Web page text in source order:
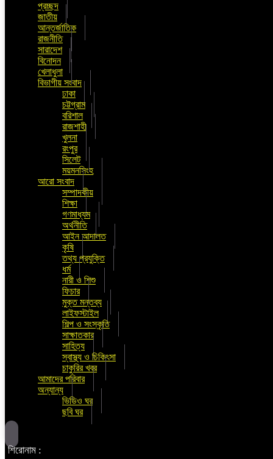
প্রচ্ছদ
জাতীয়
আন্তর্জাতিক
রাজনীতি
সারাদেশ
বিনোদন
খেলাধুলা
বিভাগীয় সংবাদ
ঢাকা
চট্টগ্রাম
বরিশাল
রাজশাহী
খুলনা
রংপুর
সিলেট
ময়মনসিংহ
আরো সংবাদ
সম্পাদকীয়
শিক্ষা
গণমাধ্যম
অর্থনীতি
আইন আদালত
কৃষি
তথ্য প্রযুক্তি
ধর্ম
নারী ও শিশু
ফিচার
মুক্ত মন্তব্য
লাইফস্টাইল
শিল্প ও সংস্কৃতি
সাক্ষাতকার
সাহিত্য
স্বাস্থ্য ও চিকিৎসা
চাকুরির খবর
আমাদের পরিবার
অন্যান্য
ভিডিও ঘর
ছবি ঘর
শিরোনাম :